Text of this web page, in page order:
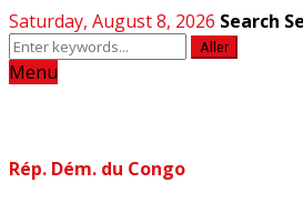
Saturday, August 8, 2026 Search
Aller
Menu
Rép. Dém. du Congo